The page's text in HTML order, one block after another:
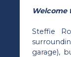
Welcome
Steffie
garage),